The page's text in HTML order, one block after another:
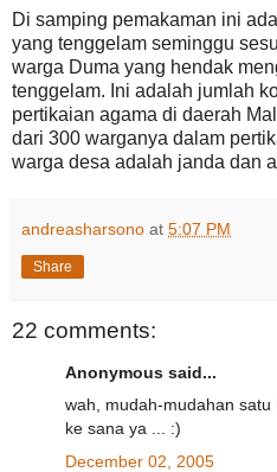
Di samping pemakaman ini
yang tenggelam seminggu
warga Duma yang hendak
tenggelam. Ini adalah jumlah
pertikaian agama di daerah
dari 300 warganya dalam
warga desa adalah janda dan
andreasharsono at 5:07 PM
Share
22 comments:
Anonymous said...
wah, mudah-mudahan
ke sana ya ... :)
December 02, 2005